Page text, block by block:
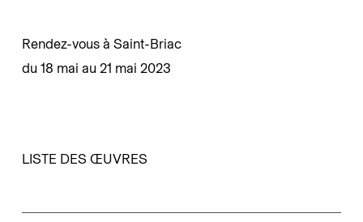
main
Rendez-vous à Saint-Briac
du 18 mai au 21 mai 2023
LISTE DES ŒUVRES